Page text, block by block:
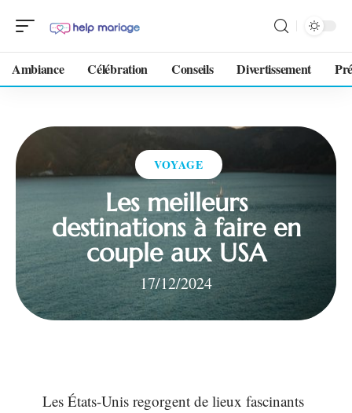
Ambiance Célébration Conseils Divertissement
VOYAGE
Les meilleurs
destinations à faire en
couple aux USA
17/12/2024
Les États-Unis regorgent de lieux fascinants